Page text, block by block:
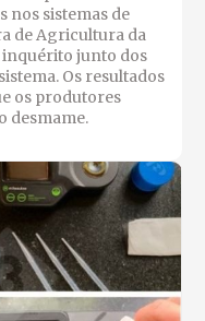
nos sistemas de
de Agricultura da
inquérito junto dos
Os resultados
os produtores
desmame.